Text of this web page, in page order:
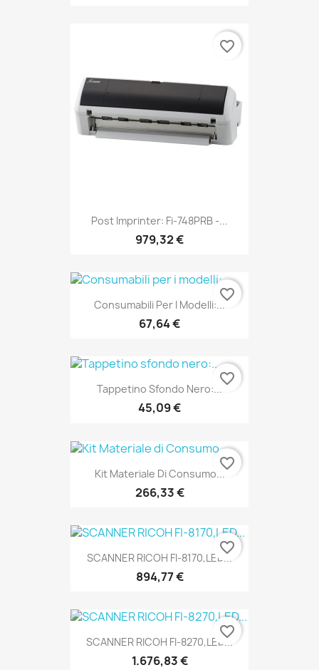
Post Imprinter: Fi-748PRB -...
979,32 €
favorite_border
Consumabili Per I Modelli:...
67,64 €
favorite_border
Tappetino Sfondo Nero:...
45,09 €
favorite_border
Kit Materiale Di Consumo...
266,33 €
favorite_border
SCANNER RICOH FI-8170,LED...
894,77 €
favorite_border
SCANNER RICOH FI-8270,LED...
1.676,83 €
favorite_border